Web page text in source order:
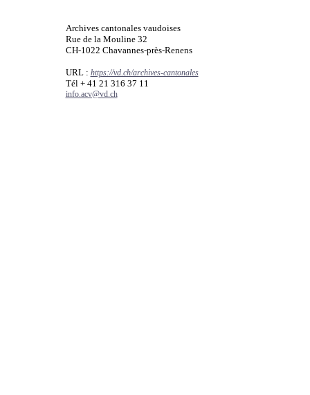
Archives cantonales vaudoises
Rue de la Mouline 32
CH-1022 Chavannes-près-Renens
URL : https://vd.ch/archives-cantonales
Tél + 41 21 316 37 11
info.acv@vd.ch